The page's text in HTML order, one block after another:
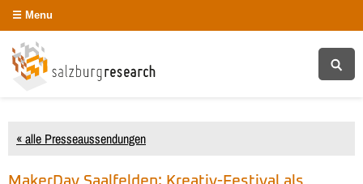
Menu
« alle Presseaussendungen